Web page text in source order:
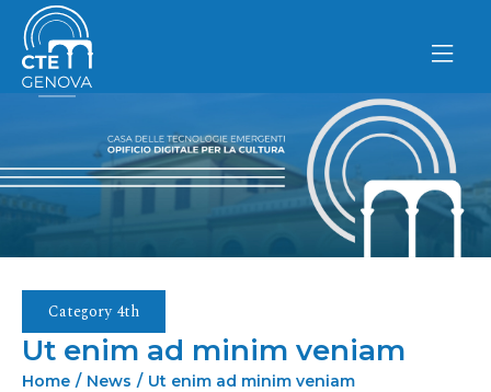
content
Category 4th
Ut enim ad minim veniam
Home / News / Ut enim ad minim veniam